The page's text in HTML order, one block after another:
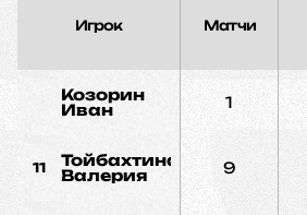
Игрок Матчи
Козорин
Иван
1
11
Тойбахтина
Валерия
9